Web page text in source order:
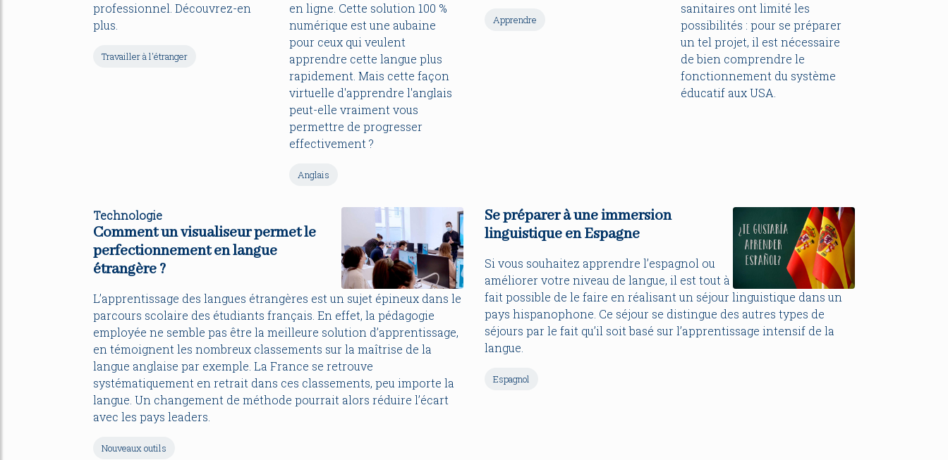
professionnel. Découvrez-en
plus.
Travailler à l'étranger
en ligne. Cette solution 100 %
numérique est une aubaine
pour ceux qui veulent
apprendre cette langue plus
rapidement. Mais cette façon
virtuelle d'apprendre l'anglais
peut-elle vraiment vous
permettre de progresser
effectivement ?
Anglais
Apprendre
sanitaires ont limité les
possibilités : pour se préparer
un tel projet, il est nécessaire
de bien comprendre le
fonctionnement du système
éducatif aux USA.
Technologie
Comment un visualiseur permet le
perfectionnement en langue
étrangère ?
L’apprentissage des langues étrangères est un sujet épineux dans le
parcours scolaire des étudiants français. En effet, la pédagogie
employée ne semble pas être la meilleure solution d’apprentissage,
en témoignent les nombreux classements sur la maîtrise de la
langue anglaise par exemple. La France se retrouve
systématiquement en retrait dans ces classements, peu importe la
langue. Un changement de méthode pourrait alors réduire l’écart
avec les pays leaders.
Nouveaux outils
Se préparer à une immersion
linguistique en Espagne
Si vous souhaitez apprendre l’espagnol ou
améliorer votre niveau de langue, il est tout à
fait possible de le faire en réalisant un séjour linguistique dans un
pays hispanophone. Ce séjour se distingue des autres types de
séjours par le fait qu’il soit basé sur l’apprentissage intensif de la
langue.
Espagnol